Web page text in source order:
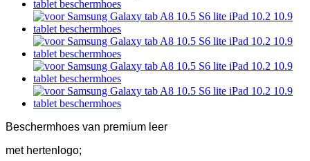
Beschermhoes van premium leer
met hertenlogo;